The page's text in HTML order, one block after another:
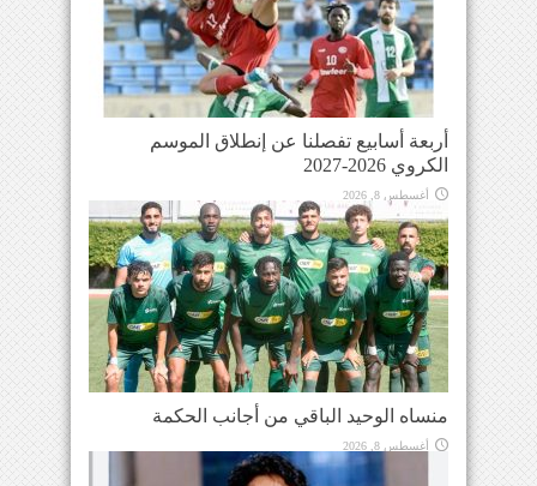
أربعة أسابيع تفصلنا عن إنطلاق الموسم
الكروي 2026-2027
أغسطس 8, 2026
منساه الوحيد الباقي من أجانب الحكمة
أغسطس 8, 2026